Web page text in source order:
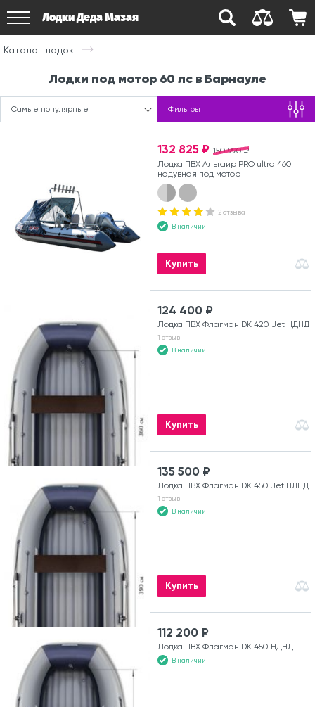
Лодки Деда Мазая
Каталог лодок
Лодки под мотор 60 лс в Барнауле
Самые популярные Фильтры
150 990 ₽
132 825 ₽
Лодка ПВХ Альтаир PRO ultra 460
надувная под мотор
2 отзыва
В наличии
Купить
124 400 ₽
Лодка ПВХ Флагман DK 420 Jet НДНД
1 отзыв
В наличии
Купить
135 500 ₽
Лодка ПВХ Флагман DK 450 Jet НДНД
1 отзыв
В наличии
Купить
112 200 ₽
Лодка ПВХ Флагман DK 450 НДНД
В наличии